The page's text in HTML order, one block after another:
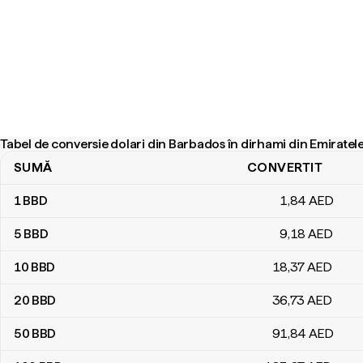
Tabel de conversie dolari din Barbados în dirhami din
Tabel de conversie dolari din Barbados în dirhami din Emiratele
SUMĂ CONVERTIT
1BBD 1,84 AED
5 BBD 9,18 AED
10 BBD 18,37AED
20 BBD 36,73 AED
50 BBD 91,84 AED